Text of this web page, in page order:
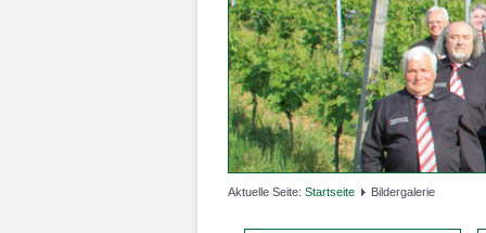
Aktuelle Seite: Startseite Bildergalerie